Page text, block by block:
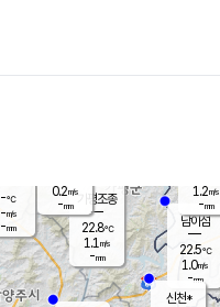
남이섬
22.5℃
1.0m/s
-mm
1.2m/s
-mm
가평조종
22.8℃
1.1 m/s
-mm
-℃
-m/s
-mm
신천*
0.2m/s
-mm